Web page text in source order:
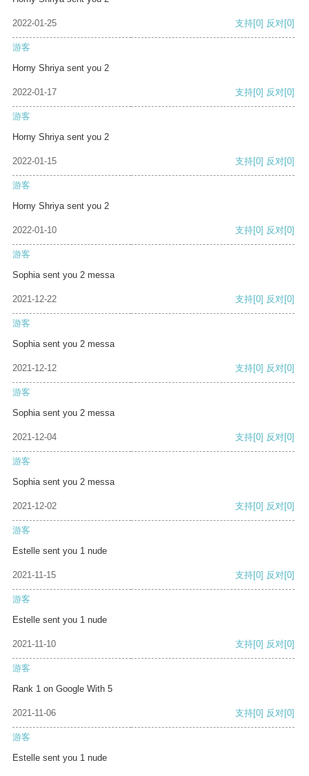
2022-01-25 支持[0] 反对[0]
游客
Horny Shriya sent you 2
2022-01-17 支持[0] 反对[0]
游客
Horny Shriya sent you 2
2022-01-15 支持[0] 反对[0]
游客
Horny Shriya sent you 2
2022-01-10 支持[0] 反对[0]
游客
Sophia sent you 2 messa
2021-12-22 支持[0] 反对[0]
游客
Sophia sent you 2 messa
2021-12-12 支持[0] 反对[0]
游客
Sophia sent you 2 messa
2021-12-04 支持[0] 反对[0]
游客
Sophia sent you 2 messa
2021-12-02 支持[0] 反对[0]
游客
Estelle sent you 1 nude
2021-11-15 支持[0] 反对[0]
游客
Estelle sent you 1 nude
2021-11-10 支持[0] 反对[0]
游客
Rank 1 on Google With 5
2021-11-06 支持[0] 反对[0]
游客
Estelle sent you 1 nude